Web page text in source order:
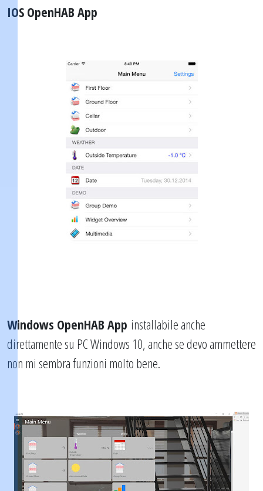
IOS OpenHAB App
Windows OpenHAB App installabile anche
direttamente su PC Windows 10, anche se devo ammettere
non mi sembra funzioni molto bene.